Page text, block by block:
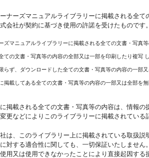
ナーズマニュアルライブラリーに掲載される全
会社が契約に基づき使用の許諾を受けたもので
ズマニュアルライブラリーに掲載される全ての文書・写真
ての文書・写真等の内容の全部又は一部を印刷したり複写
らず、ダウンロードした全ての文書・写真等の内容の一
掲載してある全ての文書・写真等の内容の一部又は全部を
掲載される全ての文書・写真等の内容は、情報
更などによりこのライブラリーに掲載されてい
は、このライブラリー上に掲載されている取扱
対する適合性に関しても、一切保証いたしませ
用又は使用できなかったことにより直接起因す